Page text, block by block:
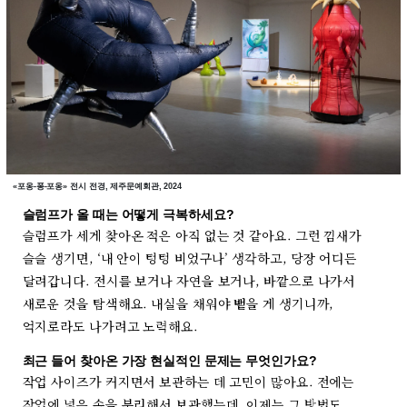
«포옹-퐁-포옹» 전시 전경, 제주문예회관, 2024
슬럼프가 올 때는 어떻게 극복하세요?
슬럼프가 세게 찾아온 적은 아직 없는 것 같아요. 그런 낌새가
슬슬 생기면, ‘내 안이 텅텅 비었구나’ 생각하고, 당장 어디든
달려갑니다. 전시를 보거나 자연을 보거나, 바깥으로 나가서
새로운 것을 탐색해요. 내실을 채워야 뱉을 게 생기니까,
억지로라도 나가려고 노력해요.
최근 들어 찾아온 가장 현실적인 문제는 무엇인가요?
작업 사이즈가 커지면서 보관하는 데 고민이 많아요. 전에는